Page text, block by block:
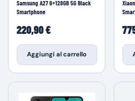
Samsung A27 6+128GB 5G Black
Smartphone
220,90 €
Aggiungi al carrello